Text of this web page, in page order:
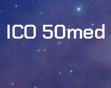
ICO 50med